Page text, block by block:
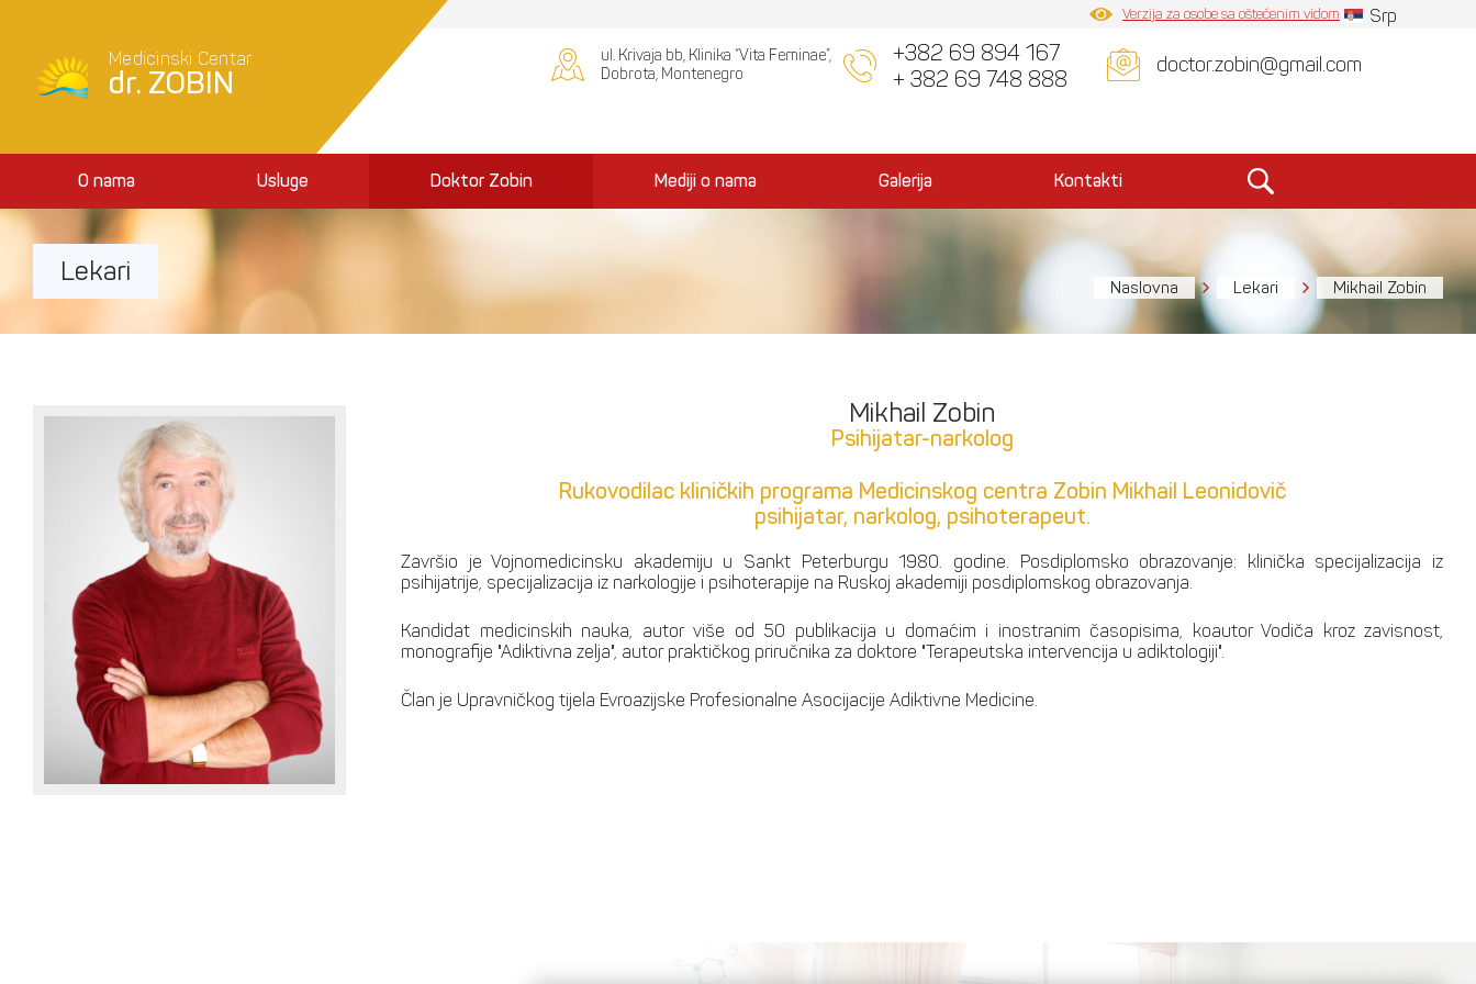
Srp
Verzija za osobe sa oštećenim vidom
Medicinski Centar
dr. ZOBIN
ul. Krivaja bb, Klinika “Vita Feminae”,
Dobrota, Montenegro
+382 69 894 167
+ 382 69 748 888
doctor.zobin@gmail.com
O nama Usluge Doktor Zobin Mediji o nama Galerija Kontakti
Lekari
Naslovna Lekari Mikhail Zobin
Mikhail Zobin
Psihijatar-narkolog
Rukovodilac kliničkih programa Medicinskog centra Zobin Mikhail Leonidovič
psihijatar, narkolog, psihoterapeut.
Završio je Vojnomedicinsku akademiju u Sankt Peterburgu 1980. godine. Posdiplomsko obrazovanje: klinička specijalizacija iz
psihijatrije, specijalizacija iz narkologije i psihoterapije na Ruskoj akademiji posdiplomskog obrazovanja.
Kandidat medicinskih nauka, autor više od 50 publikacija u domaćim i inostranim časopisima, koautor Vodiča kroz zavisnost,
monografije "Adiktivna zelja", autor praktičkog priručnika za doktore "Terapeutska intervencija u adiktologiji".
Član je Upravničkog tijela Evroazijske Profesionalne Asocijacije Adiktivne Medicine.